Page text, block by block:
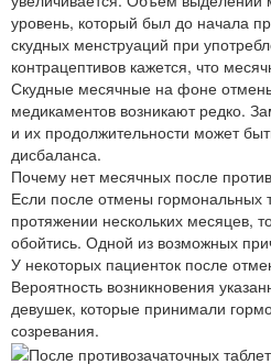
уровень, который был до начала
скудных менструаций при
контрацептивов кажется, что
Скудные месячные на фоне
медикаментов возникают редко.
и их продолжительности может
дисбаланса.
Почему нет месячных после
Если после отмены гормональных
протяжении нескольких месяцев,
обойтись. Одной из возможных
У некоторых пациенток после
Вероятность возникновения
девушек, которые принимали
созревания.